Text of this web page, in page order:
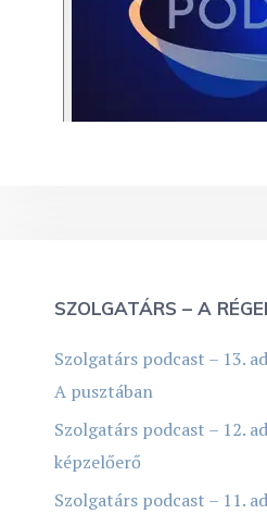
SZOLGATÁRS – A
Szolgatárs podcast – 13.
A pusztában
Szolgatárs podcast – 12.
képzelőerő
Szolgatárs podcast – 11.